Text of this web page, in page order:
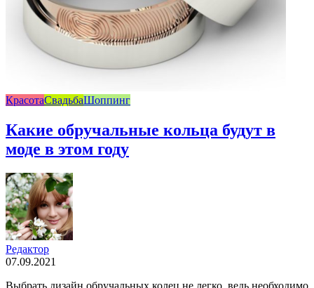
КрасотаСвадьбаШоппинг
Какие обручальные кольца будут в
моде в этом году
Редактор
07.09.2021
Выбрать дизайн обручальных колец не легко, ведь необходимо